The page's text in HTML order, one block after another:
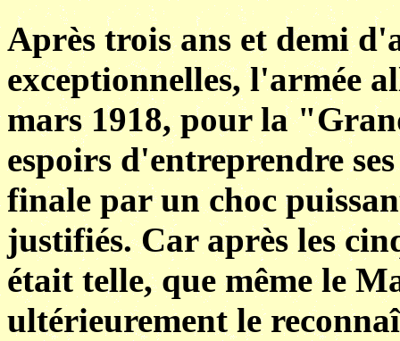
Après trois ans et demi
exceptionnelles, l'armée
mars 1918, pour la
espoirs d'entreprendre
finale par un choc
justifiés. Car après les
était telle, que même le
ultérieurement le